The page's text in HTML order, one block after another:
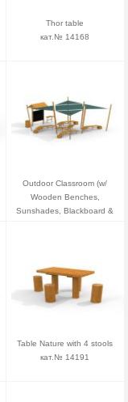
Thor table
кат.№ 14168
Outdoor Classroom (w/
Wooden Benches,
Sunshades, Blackboard &
Table Nature with 4 stools
кат.№ 14191